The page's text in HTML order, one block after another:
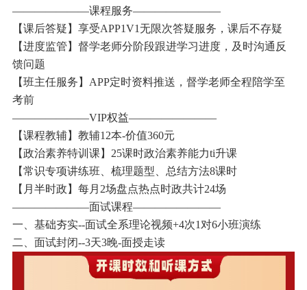
———————课程服务————————
【课后答疑】享受APP1V1无限次答疑服务，课后不存疑
【进度监管】督学老师分阶段跟进学习进度，及时沟通反
馈问题
【班主任服务】APP定时资料推送，督学老师全程陪学至
考前
———————VIP权益————————
【课程教辅】教辅12本-价值360元
【政治素养特训课】25课时政治素养能力ti升课
【常识专项讲练班、梳理题型、总结方法8课时
【月半时政】每月2场盘点热点时政共计24场
———————面试课程————————
一、基础夯实--面试全系理论视频+4次1对6小班演练
二、面试封闭--3天3晚-面授走读